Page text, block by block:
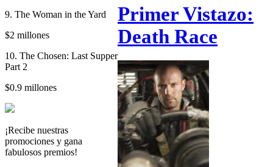
9. The Woman in the Yard
$2 millones
10. The Chosen: Last Supper
Part 2
$0.9 millones
¡Recibe nuestras
promociones y gana
fabulosos premios!
Primer Vistazo:
Death Race